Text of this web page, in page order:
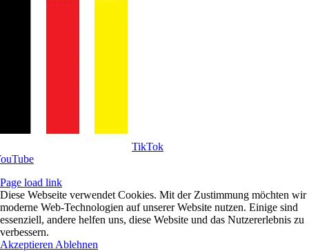
Tik­Tok
Page load link
Diese Webseite verwendet Cookies. Mit der Zustimmung möchten wir
moderne Web-Technologien auf unserer Website nutzen. Einige sind
essenziell, andere helfen uns, diese Website und das Nutzererlebnis zu
verbessern.
Akzeptieren Ablehnen